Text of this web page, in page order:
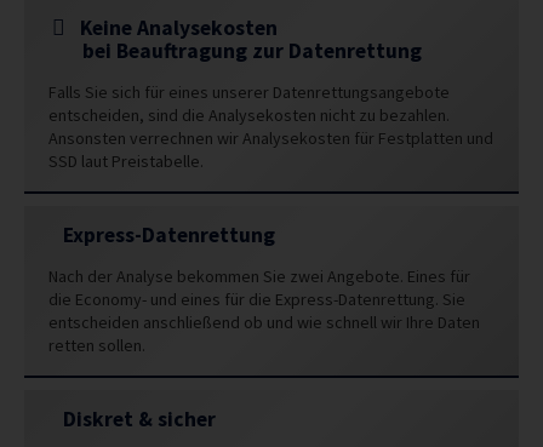
Keine Analysekosten
bei Beauftragung zur Datenrettung
Falls Sie sich für eines unserer Datenrettungsangebote
entscheiden, sind die Analysekosten nicht zu bezahlen.
Ansonsten verrechnen wir Analysekosten für Festplatten und
SSD laut Preistabelle.
Express-Datenrettung
Nach der Analyse bekommen Sie zwei Angebote. Eines für
die Economy- und eines für die Express-Datenrettung. Sie
entscheiden anschließend ob und wie schnell wir Ihre Daten
retten sollen.
Diskret & sicher